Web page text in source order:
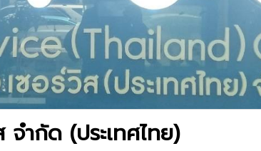
จำกัด (ประเทศไทย)